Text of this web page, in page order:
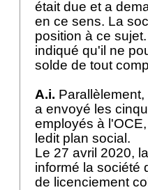
était due et a
en ce sens. La
position à ce
indiqué qu'il ne
solde de tout
A.i.
a envoyé les
employés à
ledit plan social.
Le 27 avril 2020,
informé la société
de licenciement